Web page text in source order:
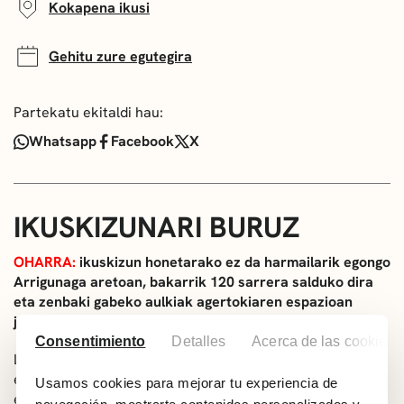
Consentimiento Detalles Acerca de las cookies
Usamos cookies para mejorar tu experiencia de
Kokapena ikusi
Gehitu zure egutegira
Partekatu ekitaldi hau:
Whatsapp
Facebook X
IKUSKIZUNARI BURUZ
OHARRA: ikuskizun honetarako ez da harmailarik egongo
Arrigunaga aretoan, bakarrik 120 sarrera salduko dira
eta zenbaki gabeko aulkiak agertokiaren espazioan
jarriko dira, artisten inguruan.
La ira neumática
emakumeen amorrua ikertzen duen performance-a da,
estigmatizatutako eta genero-aberrazio gisa ulertuta.